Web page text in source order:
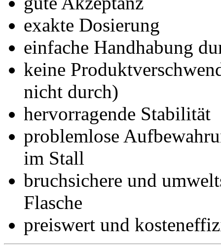
exakte Dosierung
einfache Handhabung
keine
nicht durch)
hervorragende Stabilität
problemlose
im Stall
bruchsichere und
Flasche
preiswert und